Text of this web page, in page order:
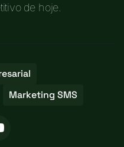
de hoje.
Marketing SMS